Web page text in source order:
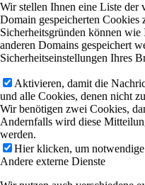
Wir stellen Ihnen eine Liste der
Domain gespeicherten Cookies
Sicherheitsgründen können
anderen Domains gespeichert
Sicherheitseinstellungen Ihres
Aktivieren, damit die
und alle Cookies, denen nicht
Wir benötigen zwei Cookies,
Andernfalls wird diese
werden.
Hier klicken, um
Andere externe Dienste